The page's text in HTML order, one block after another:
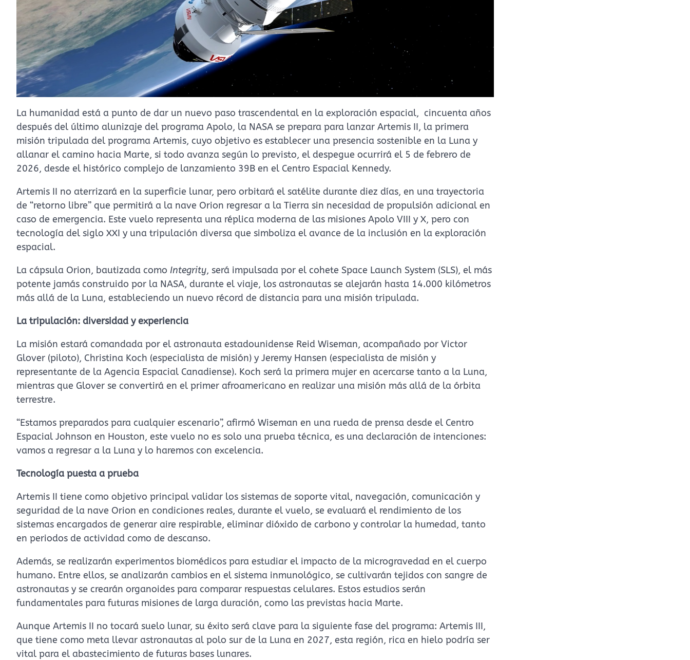
La humanidad está a punto de dar un nuevo paso trascendental en la exploración espacial, cincuenta años
después del último alunizaje del programa Apolo, la NASA se prepara para lanzar Artemis II, la primera
misión tripulada del programa Artemis, cuyo objetivo es establecer una presencia sostenible en la Luna y
allanar el camino hacia Marte, si todo avanza según lo previsto, el despegue ocurrirá el 5 de febrero de
2026, desde el histórico complejo de lanzamiento 39B en el Centro Espacial Kennedy.
Artemis II no aterrizará en la superficie lunar, pero orbitará el satélite durante diez días, en una trayectoria
de “retorno libre” que permitirá a la nave Orion regresar a la Tierra sin necesidad de propulsión adicional en
caso de emergencia. Este vuelo representa una réplica moderna de las misiones Apolo VIII y X, pero con
tecnología del siglo XXI y una tripulación diversa que simboliza el avance de la inclusión en la exploración
espacial.
La cápsula Orion, bautizada como Integrity, será impulsada por el cohete Space Launch System (SLS), el más
potente jamás construido por la NASA, durante el viaje, los astronautas se alejarán hasta 14.000 kilómetros
más allá de la Luna, estableciendo un nuevo récord de distancia para una misión tripulada.
La tripulación: diversidad y experiencia
La misión estará comandada por el astronauta estadounidense Reid Wiseman, acompañado por Victor
Glover (piloto), Christina Koch (especialista de misión) y Jeremy Hansen (especialista de misión y
representante de la Agencia Espacial Canadiense). Koch será la primera mujer en acercarse tanto a la Luna,
mientras que Glover se convertirá en el primer afroamericano en realizar una misión más allá de la órbita
terrestre.
“Estamos preparados para cualquier escenario”, afirmó Wiseman en una rueda de prensa desde el Centro
Espacial Johnson en Houston, este vuelo no es solo una prueba técnica, es una declaración de intenciones:
vamos a regresar a la Luna y lo haremos con excelencia.
Tecnología puesta a prueba
Artemis II tiene como objetivo principal validar los sistemas de soporte vital, navegación, comunicación y
seguridad de la nave Orion en condiciones reales, durante el vuelo, se evaluará el rendimiento de los
sistemas encargados de generar aire respirable, eliminar dióxido de carbono y controlar la humedad, tanto
en periodos de actividad como de descanso.
Además, se realizarán experimentos biomédicos para estudiar el impacto de la microgravedad en el cuerpo
humano. Entre ellos, se analizarán cambios en el sistema inmunológico, se cultivarán tejidos con sangre de
astronautas y se crearán organoides para comparar respuestas celulares. Estos estudios serán
fundamentales para futuras misiones de larga duración, como las previstas hacia Marte.
Aunque Artemis II no tocará suelo lunar, su éxito será clave para la siguiente fase del programa: Artemis III,
que tiene como meta llevar astronautas al polo sur de la Luna en 2027, esta región, rica en hielo podría ser
vital para el abastecimiento de futuras bases lunares.